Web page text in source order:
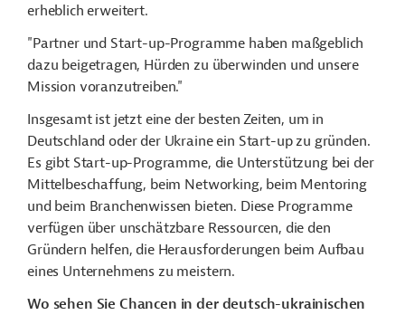
erheblich erweitert.
"Partner und Start-up-Programme haben maßgeblich
dazu beigetragen, Hürden zu überwinden und unsere
Mission voranzutreiben."
Insgesamt ist jetzt eine der besten Zeiten, um in
Deutschland oder der Ukraine ein Start-up zu gründen.
Es gibt Start-up-Programme, die Unterstützung bei der
Mittelbeschaffung, beim Networking, beim Mentoring
und beim Branchenwissen bieten. Diese Programme
verfügen über unschätzbare Ressourcen, die den
Gründern helfen, die Herausforderungen beim Aufbau
eines Unternehmens zu meistern.
Wo sehen Sie Chancen in der deutsch-ukrainischen